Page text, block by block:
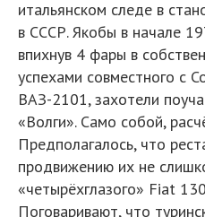
итальянском следе в
в СССР. Якобы в начале
впихнув 4 фары в
успехами совместного с
ВАЗ-2101, захотели
«Волги». Само собой,
Предполагалось, что
продвижению их не
«четырёхглазого» Fiat
Поговаривают, что